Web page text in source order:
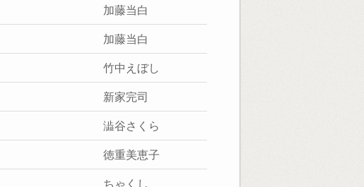
加藤当白
加藤当白
竹中えぼし
新家完司
澁谷さくら
徳重美恵子
ちゃくし